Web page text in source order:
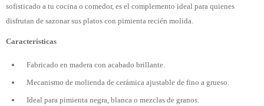
sofisticado a tu cocina o comedor, es el complemento ideal para quienes
disfrutan de sazonar sus platos con pimienta recién molida.
Características
Fabricado en madera con acabado brillante.
Mecanismo de molienda de cerámica ajustable de fino a grueso.
Ideal para pimienta negra, blanca o mezclas de granos.